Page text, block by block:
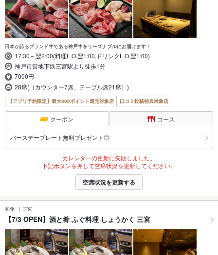
日本が誇るブランド牛である神戸牛をリーズナブルにお届けます！
17:30～翌2:00(料理L.O.翌1:00,ドリンクL.O.翌1:00)
神戸市営地下鉄三宮駅より徒歩1分
7000円
28席(（カウンター7席、テーブル席21席）)
【アプリ予約限定】最大800ポイント還元対象店 口コミ投稿特典対象店
クーポン コース
バースデープレート無料プレゼント◎
カレンダーの更新に失敗しました。
下記ボタンを押して空席状況を更新してください。
空席状況を更新する
和食 三宮
【7/3 OPEN】酒と肴 ふぐ料理 しょうかく 三宮